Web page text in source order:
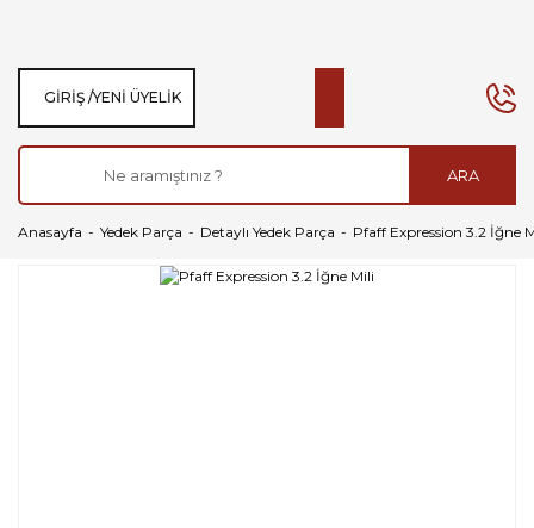
ARA
GIRIŞ /YENI ÜYELIK
Anasayfa Yedek Parça Detaylı Yedek Parça Pfaff Expression 3.2 İğne